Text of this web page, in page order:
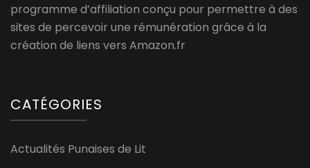
programme d’affiliation conçu pour permettre à des
sites de percevoir une rémunération grâce à la
création de liens vers Amazon.fr
CATÉGORIES
Actualités Punaises de Lit